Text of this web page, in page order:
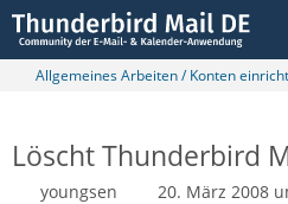
Allgemeines Arbeiten / Konten
Löscht Thunderbird
youngsen 20. März 2008